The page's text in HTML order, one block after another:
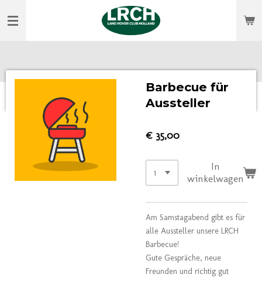
direct
Barbecue für
Aussteller
€ 35,00
In
winkelwagen
Am Samstagabend gibt es für
alle Aussteller unsere LRCH
Barbecue!
Gute Gespräche, neue
Freunden und richtig gut